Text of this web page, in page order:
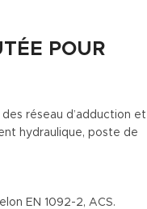
POUR
réseau d’adduction et
hydraulique, poste de
EN 1092-2, ACS.